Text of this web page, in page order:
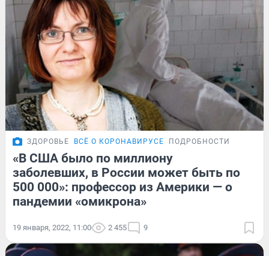
ЗДОРОВЬЕ ВСЁ О КОРОНАВИРУСЕ ПОДРОБНОСТИ
«В США было по миллиону
заболевших, в России может быть по
500 000»: профессор из Америки — о
пандемии «омикрона»
19 января, 2022, 11:00 2 455 9